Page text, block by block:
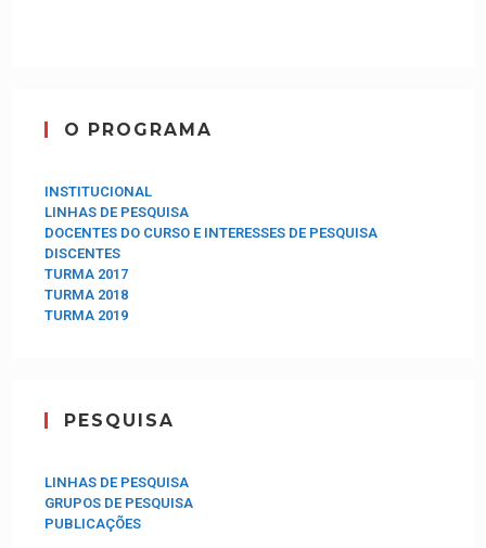
O PROGRAMA
INSTITUCIONAL
LINHAS DE PESQUISA
DOCENTES DO CURSO E INTERESSES DE PESQUISA
DISCENTES
TURMA 2017
TURMA 2018
TURMA 2019
PESQUISA
LINHAS DE PESQUISA
GRUPOS DE PESQUISA
PUBLICAÇÕES